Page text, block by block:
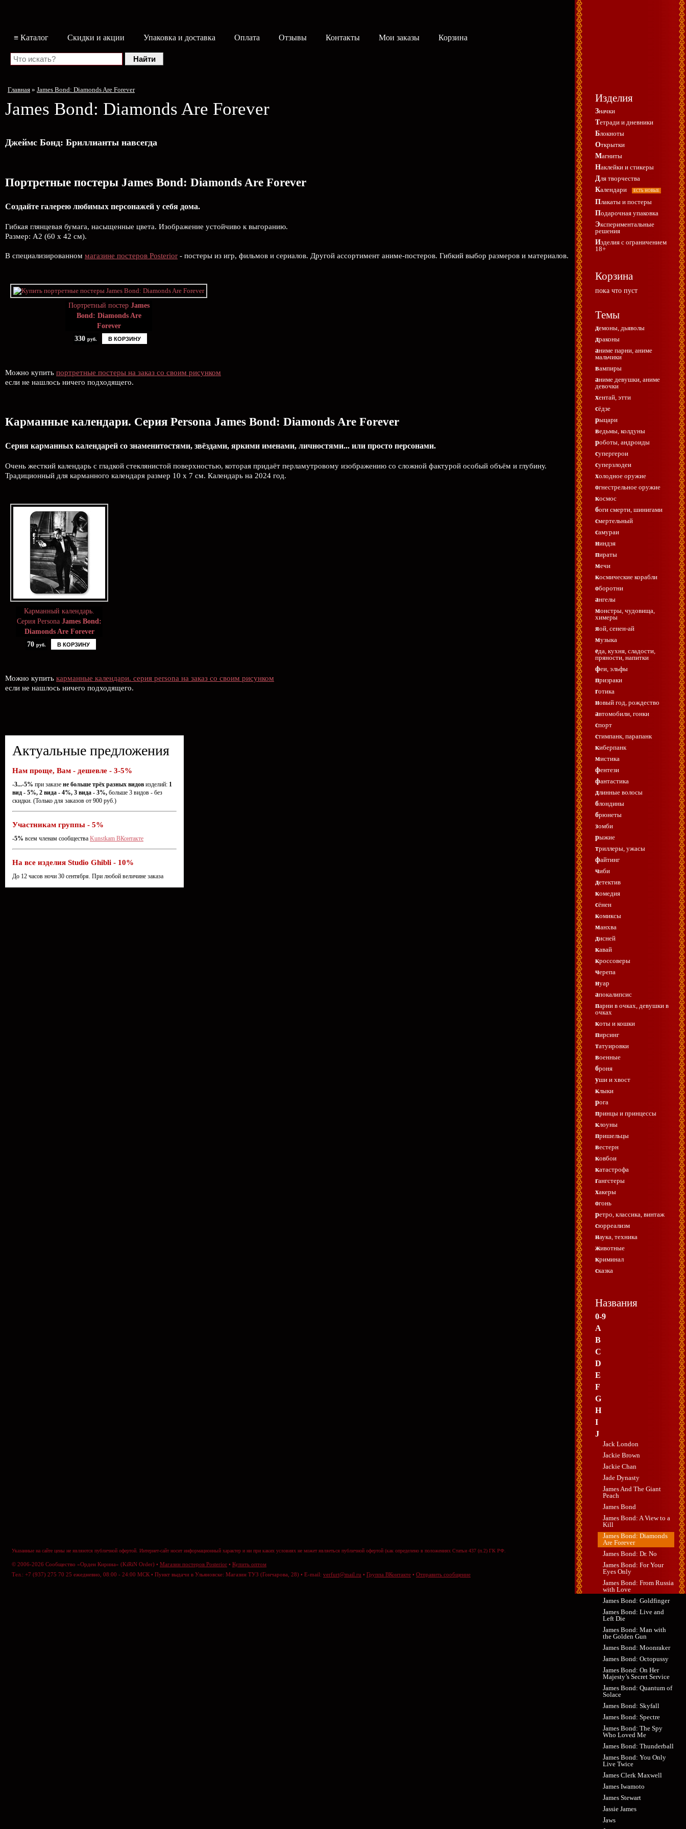
≡ Каталог Скидки и акции Упаковка и доставка Оплата Отзывы Контакты Мои заказы Корзина
Главная » James Bond: Diamonds Are Forever
James Bond: Diamonds Are Forever
Джеймс Бонд: Бриллианты навсегда
Портретные постеры James Bond: Diamonds Are Forever
Создайте галерею любимых персонажей у себя дома.
Гибкая глянцевая бумага, насыщенные цвета. Изображение устойчиво к выгоранию.
Размер: А2 (60 х 42 см).
В специализированном магазине постеров Posterior - постеры из игр, фильмов и сериалов. Другой ассортимент аниме-постеров. Гибкий выбор размеров и материалов.
Портретный постер James
Bond: Diamonds Are
Forever
330 руб. В КОРЗИНУ
Можно купить портретные постеры на заказ со своим рисунком
если не нашлось ничего подходящего.
Карманные календари. Серия Persona James Bond: Diamonds Are Forever
Серия карманных календарей со знаменитостями, звёздами, яркими именами, личностями... или просто персонами.
Очень жесткий календарь с гладкой стеклянистой поверхностью, которая придаёт перламутровому изображению со сложной фактурой особый объём и глубину.
Традиционный для карманного календаря размер 10 x 7 см. Календарь на 2024 год.
Карманный календарь.
Серия Persona James Bond:
Diamonds Are Forever
70 руб. В КОРЗИНУ
Можно купить карманные календари. серия persona на заказ со своим рисунком
если не нашлось ничего подходящего.
Актуальные предложения
Нам проще, Вам - дешевле - 3-5%
-3...-5% при заказе не больше трёх разных видов изделий: 1
вид - 5%, 2 вида - 4%, 3 вида - 3%, больше 3 видов - без
скидки. (Только для заказов от 900 руб.)
Участникам группы - 5%
-5% всем членам сообщества Kunstkam ВКонтакте
На все изделия Studio Ghibli - 10%
До 12 часов ночи 30 сентября. При любой величине заказа
Изделия
Значки
Тетради и дневники
Блокноты
Открытки
Магниты
Наклейки и стикеры
Для творчества
Календари
ЕСТЬ НОВЫЕ
Плакаты и постеры
Подарочная упаковка
Экспериментальные
решения
Изделия с ограничением
18+
Корзина
пока что пуст
Темы
демоны, дьяволы
драконы
аниме парни, аниме
мальчики
вампиры
аниме девушки, аниме
девочки
хентай, этти
сёдзе
рыцари
ведьмы, колдуны
роботы, андроиды
супергерои
суперзлодеи
холодное оружие
огнестрельное оружие
космос
боги смерти, шинигами
смертельный
самураи
ниндзя
пираты
мечи
космические корабли
оборотни
ангелы
монстры, чудовища,
химеры
яой, сенен-ай
музыка
еда, кухня, сладости,
пряности, напитки
феи, эльфы
призраки
готика
новый год, рождество
автомобили, гонки
спорт
стимпанк, парапанк
киберпанк
мистика
фентези
фантастика
длинные волосы
блондины
брюнеты
зомби
рыжие
триллеры, ужасы
файтинг
чиби
детектив
комедия
сёнен
комиксы
манхва
дисней
кавай
кроссоверы
черепа
нуар
апокалипсис
парни в очках, девушки в
очках
коты и кошки
пирсинг
татуировки
военные
броня
уши и хвост
клыки
рога
принцы и принцессы
клоуны
пришельцы
вестерн
ковбои
катастрофа
гангстеры
хакеры
огонь
ретро, классика, винтаж
сюрреализм
наука, техника
животные
криминал
сказка
Названия
0-9
A
B
C
D
E
F
G
H
I
J
Jack London
Jackie Brown
Jackie Chan
Jade Dynasty
James And The Giant
Peach
James Bond
James Bond: A View to a
Kill
James Bond: Diamonds
Are Forever
James Bond: Dr. No
James Bond: For Your
Eyes Only
James Bond: From Russia
with Love
James Bond: Goldfinger
James Bond: Live and
Left Die
James Bond: Man with
the Golden Gun
James Bond: Moonraker
James Bond: Octopussy
James Bond: On Her
Majesty’s Secret Service
James Bond: Quantum of
Solace
James Bond: Skyfall
James Bond: Spectre
James Bond: The Spy
Who Loved Me
James Bond: Thunderball
James Bond: You Only
Live Twice
James Clerk Maxwell
James Iwamoto
James Stewart
Jassie James
Jaws
Указанные на сайте цены не являются публичной офертой. Интернет-сайт носит информационный характер и ни при каких условиях не может являеться публичной офертой (как определено в положениях Статьи 437 (п.2) ГК РФ.
© 2006-2026 Сообщество «Орден Кирина» (KiRiN Order) • Магазин постеров Posterior • Купить оптом
Тел.: +7 (937) 275 70 25 ежедневно, 08:00 - 24:00 МСК • Пункт выдачи в Ульяновске: Магазин ТУЗ (Гончарова, 28) • E-mail: verfurt@mail.ru • Группа ВКонтакте • Отправить сообщение